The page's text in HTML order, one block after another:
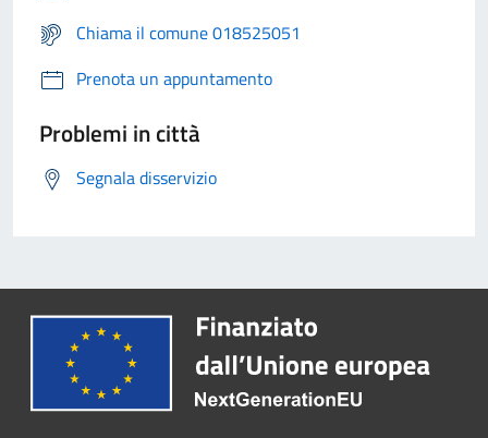
Chiama il comune 018525051
Prenota un appuntamento
Problemi in città
Segnala disservizio